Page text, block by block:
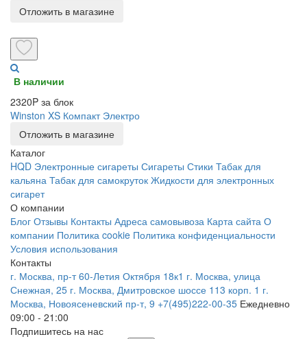
Отложить в магазине
В наличии
2320P за блок
Winston XS Компакт Электро
Отложить в магазине
Каталог
HQD Электронные сигареты Сигареты Стики Табак для
кальяна Табак для самокруток Жидкости для электронных
сигарет
О компании
Блог Отзывы Контакты Адреса самовывоза Карта сайта О
компании Политика cookie Политика конфиденциальности
Условия использования
Контакты
г. Москва, пр-т 60-Летия Октября 18к1 г. Москва, улица
Снежная, 25 г. Москва, Дмитровское шоссе 113 корп. 1 г.
Москва, Новоясеневский пр-т, 9 +7(495)222-00-35 Ежедневно
09:00 - 21:00
Подпишитесь на нас